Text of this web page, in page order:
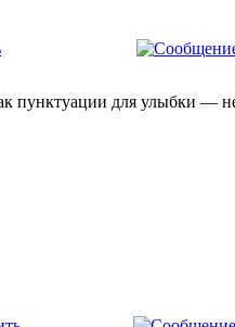
пунктуации для улыбки —